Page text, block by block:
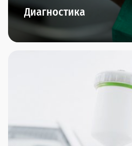
Диагностика
В наших дилерских центрах
новейшее диагностическое
диагностика - по итогам
предоставим подробнейший
интересное предложение по